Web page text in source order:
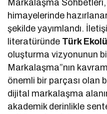
Markalaşma Sohbetleri,
himayelerinde
şekilde yayımlandı.
literatüründe Türk
oluşturma vizyonunun
Markalaşma”nın
önemli bir parçası olan
dijital markalaşma
akademik derinlikle